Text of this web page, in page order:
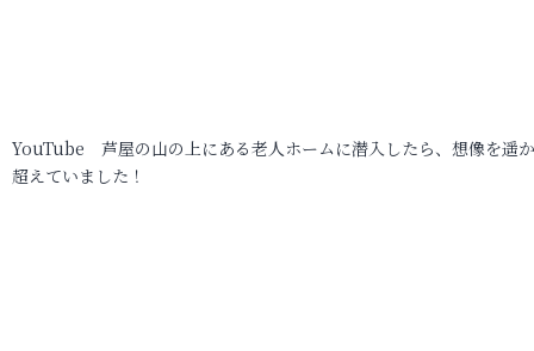
YouTube 芦屋の山の上にある老人ホームに潜入したら、想像を遥
超えていました！